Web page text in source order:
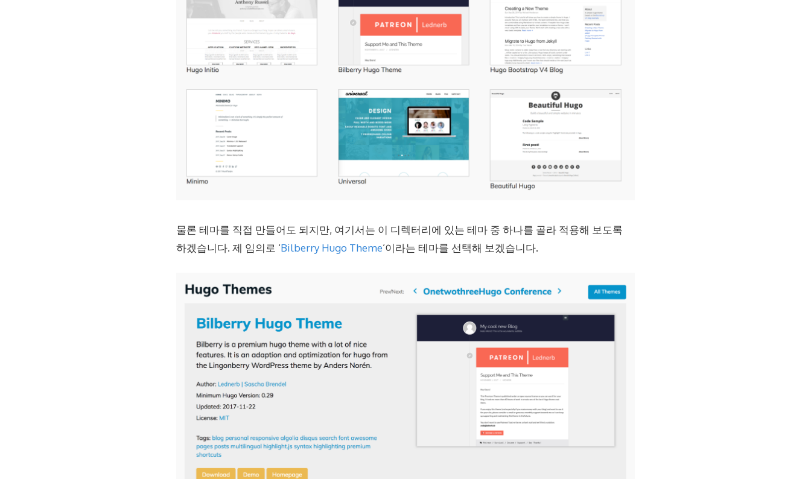
물론 테마를 직접 만들어도 되지만, 여기서는 이 디렉터리에 있는 테마 중 하나를 골라 적용해 보도록
하겠습니다. 제 임의로 ‘Bilberry Hugo Theme’이라는 테마를 선택해 보겠습니다.